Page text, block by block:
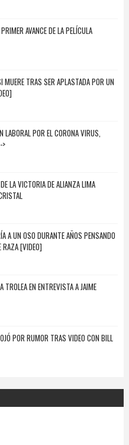
AVANCE DE LA PELÍCULA
MUERE TRAS SER APLASTADA POR UN
LABORAL POR EL CORONA VIRUS,
>
LA VICTORIA DE ALIANZA LIMA
A UN OSO DURANTE AÑOS PENSANDO
RAZA [VIDEO]
TROLEA EN ENTREVISTA A JAIME
POR RUMOR TRAS VIDEO CON BILL